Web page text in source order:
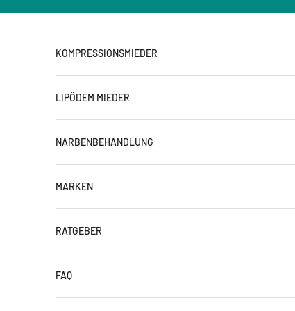
KOMPRESSIONSMIEDER
LIPÖDEM MIEDER
NARBENBEHANDLUNG
MARKEN
RATGEBER
FAQ